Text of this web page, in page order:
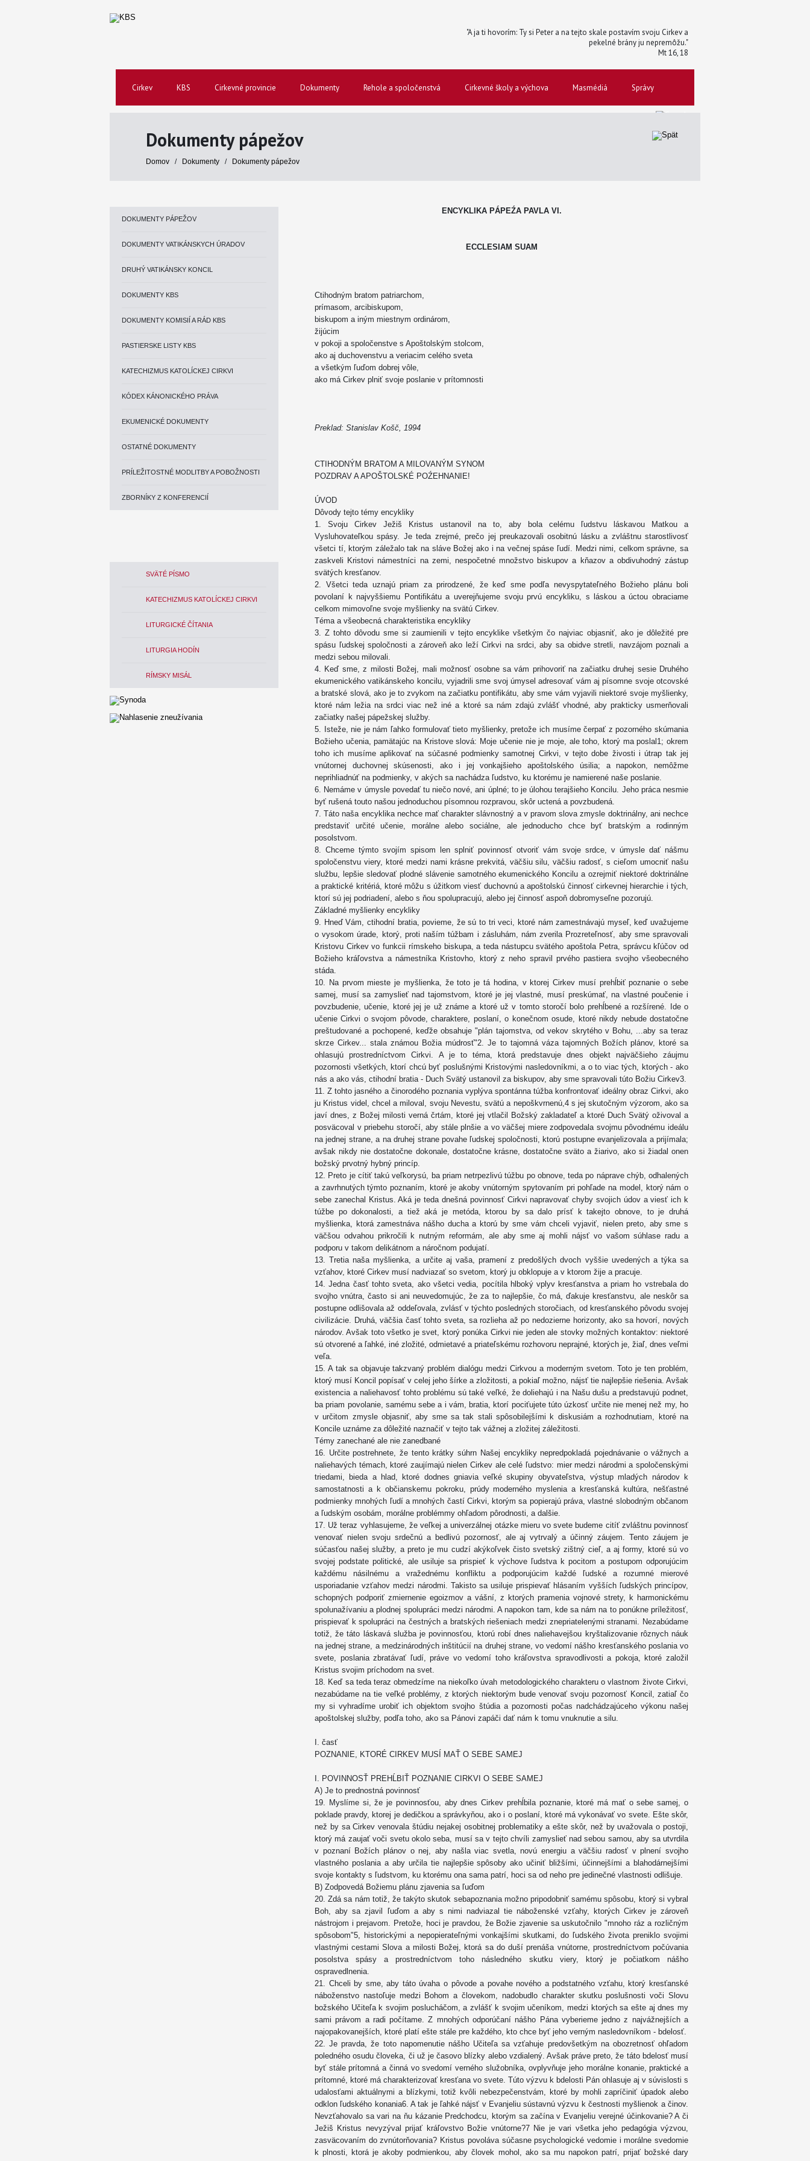
"A ja ti hovorím: Ty si Peter a na tejto skale postavím svoju Cirkev a
pekelné brány ju nepremôžu."
Mt 16, 18
Cirkev KBS Cirkevné provincie Dokumenty Rehole a spoločenstvá Cirkevné školy a výchova Masmédiá Správy
Dokumenty pápežov
Domov / Dokumenty / Dokumenty pápežov
DOKUMENTY PÁPEŽOV
DOKUMENTY VATIKÁNSKYCH ÚRADOV
DRUHÝ VATIKÁNSKY KONCIL
DOKUMENTY KBS
DOKUMENTY KOMISIÍ A RÁD KBS
PASTIERSKE LISTY KBS
KATECHIZMUS KATOLÍCKEJ CIRKVI
KÓDEX KÁNONICKÉHO PRÁVA
EKUMENICKÉ DOKUMENTY
OSTATNÉ DOKUMENTY
PRÍLEŽITOSTNÉ MODLITBY A POBOŽNOSTI
ZBORNÍKY Z KONFERENCIÍ
SVÄTÉ PÍSMO
KATECHIZMUS KATOLÍCKEJ CIRKVI
LITURGICKÉ ČÍTANIA
LITURGIA HODÍN
RÍMSKY MISÁL
ENCYKLIKA PÁPEŹA PAVLA VI.
ECCLESIAM SUAM
Ctihodným bratom patriarchom,
prímasom, arcibiskupom,
biskupom a iným miestnym ordinárom,
žijúcim
v pokoji a spoločenstve s Apoštolským stolcom,
ako aj duchovenstvu a veriacim celého sveta
a všetkým ľuďom dobrej vôle,
ako má Cirkev plniť svoje poslanie v prítomnosti
Preklad: Stanislav Košč, 1994
CTIHODNÝM BRATOM A MILOVANÝM SYNOM
POZDRAV A APOŠTOLSKÉ POŹEHNANIE!
ÚVOD
Dôvody tejto témy encykliky
1. Svoju Cirkev Ježiš Kristus ustanovil na to, aby bola celému ľudstvu láskavou Matkou a
Vysluhovateľkou spásy. Je teda zrejmé, prečo jej preukazovali osobitnú lásku a zvláštnu starostlivosť
všetci tí, ktorým záležalo tak na sláve Božej ako i na večnej spáse ľudí. Medzi nimi, celkom správne, sa
zaskveli Kristovi námestníci na zemi, nespočetné množstvo biskupov a kňazov a obdivuhodný zástup
svätých kresťanov.
2. Všetci teda uznajú priam za prirodzené, že keď sme podľa nevyspytateľného Božieho plánu boli
povolaní k najvyššiemu Pontifikátu a uverejňujeme svoju prvú encykliku, s láskou a úctou obraciame
celkom mimovoľne svoje myšlienky na svätú Cirkev.
Téma a všeobecná charakteristika encykliky
3. Z tohto dôvodu sme si zaumienili v tejto encyklike všetkým čo najviac objasniť, ako je dôležité pre
spásu ľudskej spoločnosti a zároveň ako leží Cirkvi na srdci, aby sa obidve stretli, navzájom poznali a
medzi sebou milovali.
4. Keď sme, z milosti Božej, mali možnosť osobne sa vám prihovoriť na začiatku druhej sesie Druhého
ekumenického vatikánskeho koncilu, vyjadrili sme svoj úmysel adresovať vám aj písomne svoje otcovské
a bratské slová, ako je to zvykom na začiatku pontifikátu, aby sme vám vyjavili niektoré svoje myšlienky,
ktoré nám ležia na srdci viac než iné a ktoré sa nám zdajú zvlášť vhodné, aby prakticky usmerňovali
začiatky našej pápežskej služby.
5. Isteže, nie je nám ľahko formulovať tieto myšlienky, pretože ich musíme čerpať z pozorného skúmania
Božieho učenia, pamätajúc na Kristove slová: Moje učenie nie je moje, ale toho, ktorý ma poslal1; okrem
toho ich musíme aplikovať na súčasné podmienky samotnej Cirkvi, v tejto dobe živosti i útrap tak jej
vnútornej duchovnej skúsenosti, ako i jej vonkajšieho apoštolského úsilia; a napokon, nemôžme
neprihliadnúť na podmienky, v akých sa nachádza ľudstvo, ku ktorému je namierené naše poslanie.
6. Nemáme v úmysle povedať tu niečo nové, ani úplné; to je úlohou terajšieho Koncilu. Jeho práca nesmie
byť rušená touto našou jednoduchou písomnou rozpravou, skôr uctená a povzbudená.
7. Táto naša encyklika nechce mať charakter slávnostný a v pravom slova zmysle doktrinálny, ani nechce
predstaviť určité učenie, morálne alebo sociálne, ale jednoducho chce byť bratským a rodinným
posolstvom.
8. Chceme týmto svojím spisom len splniť povinnosť otvoriť vám svoje srdce, v úmysle dať nášmu
spoločenstvu viery, ktoré medzi nami krásne prekvitá, väčšiu silu, väčšiu radosť, s cieľom umocniť našu
službu, lepšie sledovať plodné slávenie samotného ekumenického Koncilu a ozrejmiť niektoré doktrinálne
a praktické kritériá, ktoré môžu s úžitkom viesť duchovnú a apoštolskú činnosť cirkevnej hierarchie i tých,
ktorí sú jej podriadení, alebo s ňou spolupracujú, alebo jej činnosť aspoň dobromyseľne pozorujú.
Základné myšlienky encykliky
9. Hneď Vám, ctihodní bratia, povieme, že sú to tri veci, ktoré nám zamestnávajú myseľ, keď uvažujeme
o vysokom úrade, ktorý, proti naším túžbam i zásluhám, nám zverila Prozreteľnosť, aby sme spravovali
Kristovu Cirkev vo funkcii rímskeho biskupa, a teda nástupcu svätého apoštola Petra, správcu kľúčov od
Božieho kráľovstva a námestníka Kristovho, ktorý z neho spravil prvého pastiera svojho všeobecného
stáda.
10. Na prvom mieste je myšlienka, že toto je tá hodina, v ktorej Cirkev musí prehĺbiť poznanie o sebe
samej, musí sa zamyslieť nad tajomstvom, ktoré je jej vlastné, musí preskúmať, na vlastné poučenie i
povzbudenie, učenie, ktoré jej je už známe a ktoré už v tomto storočí bolo prehĺbené a rozšírené. Ide o
učenie Cirkvi o svojom pôvode, charaktere, poslaní, o konečnom osude, ktoré nikdy nebude dostatočne
preštudované a pochopené, keďže obsahuje "plán tajomstva, od vekov skrytého v Bohu, ...aby sa teraz
skrze Cirkev... stala známou Božia múdrosť"2. Je to tajomná váza tajomných Božích plánov, ktoré sa
ohlasujú prostredníctvom Cirkvi. A je to téma, ktorá predstavuje dnes objekt najväčšieho záujmu
pozornosti všetkých, ktorí chcú byť poslušnými Kristovými nasledovníkmi, a o to viac tých, ktorých - ako
nás a ako vás, ctihodní bratia - Duch Svätý ustanovil za biskupov, aby sme spravovali túto Božiu Cirkev3.
11. Z tohto jasného a činorodého poznania vyplýva spontánna túžba konfrontovať ideálny obraz Cirkvi, ako
ju Kristus videl, chcel a miloval, svoju Nevestu, svätú a nepoškvrnenú,4 s jej skutočným výzorom, ako sa
javí dnes, z Božej milosti verná črtám, ktoré jej vtlačil Božský zakladateľ a ktoré Duch Svätý oživoval a
posväcoval v priebehu storočí, aby stále plnšie a vo väčšej miere zodpovedala svojmu pôvodnému ideálu
na jednej strane, a na druhej strane povahe ľudskej spoločnosti, ktorú postupne evanjelizovala a prijímala;
avšak nikdy nie dostatočne dokonale, dostatočne krásne, dostatočne sväto a žiarivo, ako si žiadal onen
božský prvotný hybný princíp.
12. Preto je cítiť takú veľkorysú, ba priam netrpezlivú túžbu po obnove, teda po náprave chýb, odhalených
a zavrhnutých týmto poznaním, ktoré je akoby vnútorným spytovaním pri pohľade na model, ktorý nám o
sebe zanechal Kristus. Aká je teda dnešná povinnosť Cirkvi napravovať chyby svojich údov a viesť ich k
túžbe po dokonalosti, a tiež aká je metóda, ktorou by sa dalo prísť k takejto obnove, to je druhá
myšlienka, ktorá zamestnáva nášho ducha a ktorú by sme vám chceli vyjaviť, nielen preto, aby sme s
väčšou odvahou prikročili k nutným reformám, ale aby sme aj mohli nájsť vo vašom súhlase radu a
podporu v takom delikátnom a náročnom podujatí.
13. Tretia naša myšlienka, a určite aj vaša, pramení z predošlých dvoch vyššie uvedených a týka sa
vzťahov, ktoré Cirkev musí nadviazať so svetom, ktorý ju obklopuje a v ktorom žije a pracuje.
14. Jedna časť tohto sveta, ako všetci vedia, pocítila hlboký vplyv kresťanstva a priam ho vstrebala do
svojho vnútra, často si ani neuvedomujúc, že za to najlepšie, čo má, ďakuje kresťanstvu, ale neskôr sa
postupne odlišovala až oddeľovala, zvlásť v týchto posledných storočiach, od kresťanského pôvodu svojej
civilizácie. Druhá, väčšia časť tohto sveta, sa rozlieha až po nedozierne horizonty, ako sa hovorí, nových
národov. Avšak toto všetko je svet, ktorý ponúka Cirkvi nie jeden ale stovky možných kontaktov: niektoré
sú otvorené a ľahké, iné zložité, odmietavé a priateľskému rozhovoru neprajné, ktorých je, žiaľ, dnes veľmi
veľa.
15. A tak sa objavuje takzvaný problém dialógu medzi Cirkvou a moderným svetom. Toto je ten problém,
ktorý musí Koncil popísať v celej jeho šírke a zložitosti, a pokiaľ možno, nájsť tie najlepšie riešenia. Avšak
existencia a naliehavosť tohto problému sú také veľké, že doliehajú i na Našu dušu a predstavujú podnet,
ba priam povolanie, samému sebe a i vám, bratia, ktorí pociťujete túto úzkosť určite nie menej než my, ho
v určitom zmysle objasniť, aby sme sa tak stali spôsobilejšími k diskusiám a rozhodnutiam, ktoré na
Koncile uznáme za dôležité naznačiť v tejto tak vážnej a zložitej záležitosti.
Témy zanechané ale nie zanedbané
16. Určite postrehnete, že tento krátky súhrn Našej encykliky nepredpokladá pojednávanie o vážnych a
naliehavých témach, ktoré zaujímajú nielen Cirkev ale celé ľudstvo: mier medzi národmi a spoločenskými
triedami, bieda a hlad, ktoré dodnes gniavia veľké skupiny obyvateľstva, výstup mladých národov k
samostatnosti a k občianskemu pokroku, prúdy moderného myslenia a kresťanská kultúra, nešťastné
podmienky mnohých ľudí a mnohých častí Cirkvi, ktorým sa popierajú práva, vlastné slobodným občanom
a ľudským osobám, morálne problémmy ohľadom pôrodnosti, a dalšie.
17. Už teraz vyhlasujeme, že veľkej a univerzálnej otázke mieru vo svete budeme citíť zvláštnu povinnosť
venovať nielen svoju srdečnú a bedlivú pozornosť, ale aj vytrvalý a účinný záujem. Tento záujem je
súčasťou našej služby, a preto je mu cudzí akýkoľvek čisto svetský zištný cieľ, a aj formy, ktoré sú vo
svojej podstate politické, ale usiluje sa prispieť k výchove ľudstva k pocitom a postupom odporujúcim
každému násilnému a vražednému konfliktu a podporujúcim každé ľudské a rozumné mierové
usporiadanie vzťahov medzi národmi. Takisto sa usiluje prispievať hlásaním vyšších ľudských princípov,
schopných podporiť zmiernenie egoizmov a vášní, z ktorých pramenia vojnové strety, k harmonickému
spolunažívaniu a plodnej spolupráci medzi národmi. A napokon tam, kde sa nám na to ponúkne príležitosť,
prispievať k spolupráci na čestných a bratských riešeniach medzi znepriatelenými stranami. Nezabúdame
totiž, že táto láskavá služba je povinnosťou, ktorú robí dnes naliehavejšou kryštalizovanie rôznych náuk
na jednej strane, a medzinárodných inštitúcií na druhej strane, vo vedomí nášho kresťanského poslania vo
svete, poslania zbratávať ľudí, práve vo vedomí toho kráľovstva spravodlivosti a pokoja, ktoré založil
Kristus svojim príchodom na svet.
18. Keď sa teda teraz obmedzíme na niekoľko úvah metodologického charakteru o vlastnom živote Cirkvi,
nezabúdame na tie veľké problémy, z ktorých niektorým bude venovať svoju pozornosť Koncil, zatiaľ čo
my si vyhradíme urobiť ich objektom svojho štúdia a pozornosti počas nadchádzajúceho výkonu našej
apoštolskej služby, podľa toho, ako sa Pánovi zapáči dať nám k tomu vnuknutie a silu.
I. časť
POZNANIE, KTORÉ CIRKEV MUSÍ MAŤ O SEBE SAMEJ
I. POVINNOSŤ PREHĹBIŤ POZNANIE CIRKVI O SEBE SAMEJ
A) Je to prednostná povinnosť
19. Myslíme si, že je povinnosťou, aby dnes Cirkev prehĺbila poznanie, ktoré má mať o sebe samej, o
poklade pravdy, ktorej je dedičkou a správkyňou, ako i o poslaní, ktoré má vykonávať vo svete. Ešte skôr,
než by sa Cirkev venovala štúdiu nejakej osobitnej problematiky a ešte skôr, než by uvažovala o postoji,
ktorý má zaujať voči svetu okolo seba, musí sa v tejto chvíli zamyslieť nad sebou samou, aby sa utvrdila
v poznaní Božích plánov o nej, aby našla viac svetla, novú energiu a väčšiu radosť v plnení svojho
vlastného poslania a aby určila tie najlepšie spôsoby ako učiniť bližšími, účinnejšími a blahodárnejšími
svoje kontakty s ľudstvom, ku ktorému ona sama patrí, hoci sa od neho pre jedinečné vlastnosti odlišuje.
B) Zodpovedá Božiemu plánu zjavenia sa ľuďom
20. Zdá sa nám totiž, že takýto skutok sebapoznania možno pripodobniť samému spôsobu, ktorý si vybral
Boh, aby sa zjavil ľuďom a aby s nimi nadviazal tie náboženské vzťahy, ktorých Cirkev je zároveň
nástrojom i prejavom. Pretože, hoci je pravdou, že Božie zjavenie sa uskutočnilo "mnoho ráz a rozličným
spôsobom"5, historickými a nepopierateľnými vonkajšími skutkami, do ľudského života preniklo svojimi
vlastnými cestami Slova a milosti Božej, ktorá sa do duší prenáša vnútorne, prostredníctvom počúvania
posolstva spásy a prostredníctvom toho následného skutku viery, ktorý je počiatkom nášho
ospravedlnenia.
21. Chceli by sme, aby táto úvaha o pôvode a povahe nového a podstatného vzťahu, ktorý kresťanské
náboženstvo nastoľuje medzi Bohom a človekom, nadobudlo charakter skutku poslušnosti voči Slovu
božského Učiteľa k svojim poslucháčom, a zvlášť k svojim učeníkom, medzi ktorých sa ešte aj dnes my
sami právom a radi počítame. Z mnohých odporúčaní nášho Pána vyberieme jedno z najvážnejších a
najopakovanejších, ktoré platí ešte stále pre každého, kto chce byť jeho verným nasledovníkom - bdelosť.
22. Je pravda, že toto napomenutie nášho Učiteľa sa vzťahuje predovšetkým na obozretnosť ohľadom
poledného osudu človeka, či už je časovo blízky alebo vzdialený. Avšak práve preto, že táto bdelosť musí
byť stále prítomná a činná vo svedomí verného služobníka, ovplyvňuje jeho morálne konanie, praktické a
prítomné, ktoré má charakterizovať kresťana vo svete. Túto výzvu k bdelosti Pán ohlasuje aj v súvislosti s
udalosťami aktuálnymi a blízkymi, totiž kvôli nebezpečenstvám, ktoré by mohli zapríčiniť úpadok alebo
odklon ľudského konania6. A tak je ľahké nájsť v Evanjeliu sústavnú výzvu k čestnosti myšlienok a činov.
Nevzťahovalo sa vari na ňu kázanie Predchodcu, ktorým sa začína v Evanjeliu verejné účinkovanie? A či
Ježiš Kristus nevyzýval prijať kráľovstvo Božie vnútorne?7 Nie je vari všetka jeho pedagógia výzvou,
zasväcovaním do zvnútorňovania? Kristus povoláva súčasne psychologické vedomie i morálne svedomie
k plnosti, ktorá je akoby podmienkou, aby človek mohol, ako sa mu napokon patrí, prijať božské dary